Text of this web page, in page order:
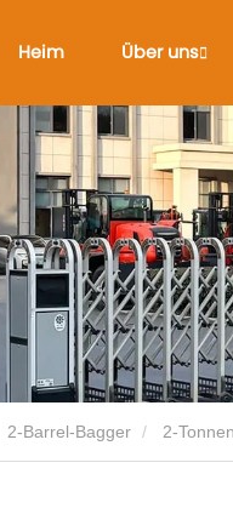
Heim Über uns
2-Barrel-Bagger 2-